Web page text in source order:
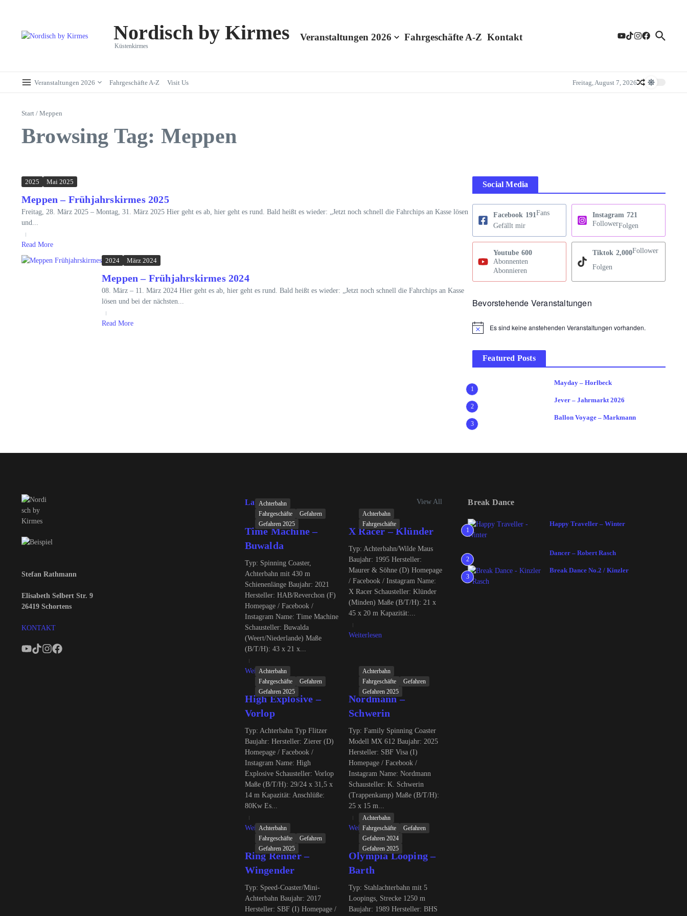
Nordisch by Kirmes
Küstenkirmes
Veranstaltungen 2026 Fahrgeschäfte A-Z Kontakt
Veranstaltungen 2026 Fahrgeschäfte A-Z Visit Us Freitag, August 7, 2026
Start / Meppen
Browsing Tag: Meppen
2025 Mai 2025
Meppen – Frühjahrskirmes 2025
Freitag, 28. März 2025 – Montag, 31. März 2025 Hier geht es ab, hier geht es rund. Bald heißt es wieder: „Jetzt noch schnell die Fahrchips an Kasse lösen
und...
Read More
2024 März 2024
Meppen – Frühjahrskirmes 2024
08. März – 11. März 2024 Hier geht es ab, hier geht es rund. Bald heißt es wieder: „Jetzt noch schnell die Fahrchips an Kasse
lösen und bei der nächsten...
Read More
Social Media
Facebook 191Fans
Gefällt mir
Instagram 721
FollowerFolgen
Youtube 600
Abonnenten
Abonnieren
Tiktok 2,000Follower
Folgen
Bevorstehende Veranstaltungen
HinweisEs sind keine anstehenden Veranstaltungen vorhanden.
Featured Posts
1
Mayday – Horlbeck
2
Jever – Jahrmarkt 2026
3
Ballon Voyage – Markmann
Stefan Rathmann
Elisabeth Selbert Str. 9
26419 Schortens
KONTAKT
Latest Posts View All
Achterbahn
Fahrgeschäfte
Gefahren
Gefahren 2025
Time Machine –
Buwalda
Typ: Spinning Coaster,
Achterbahn mit 430 m
Schienenlänge Baujahr: 2021
Hersteller: HAB/Reverchon (F)
Homepage / Facebook /
Instagram Name: Time Machine
Schausteller: Buwalda
(Weert/Niederlande) Maße
(B/T/H): 43 x 21 x...
Weiterlesen
Achterbahn
Fahrgeschäfte
X Racer – Klünder
Typ: Achterbahn/Wilde Maus
Baujahr: 1995 Hersteller:
Maurer & Söhne (D) Homepage
/ Facebook / Instagram Name:
X Racer Schausteller: Klünder
(Minden) Maße (B/T/H): 21 x
45 x 20 m Kapazität:...
Weiterlesen
Achterbahn
Fahrgeschäfte
Gefahren
Gefahren 2025
High Explosive –
Vorlop
Typ: Achterbahn Typ Flitzer
Baujahr: Hersteller: Zierer (D)
Homepage / Facebook /
Instagram Name: High
Explosive Schausteller: Vorlop
Maße (B/T/H): 29/24 x 31,5 x
14 m Kapazität: Anschlüße:
80Kw Es...
Weiterlesen
Achterbahn
Fahrgeschäfte
Gefahren
Gefahren 2025
Nordmann –
Schwerin
Typ: Family Spinning Coaster
Modell MX 612 Baujahr: 2025
Hersteller: SBF Visa (I)
Homepage / Facebook /
Instagram Name: Nordmann
Schausteller: K. Schwerin
(Trappenkamp) Maße (B/T/H):
25 x 15 m...
Weiterlesen
Achterbahn
Fahrgeschäfte
Gefahren
Gefahren 2025
Ring Renner –
Wingender
Typ: Speed-Coaster/Mini-
Achterbahn Baujahr: 2017
Hersteller: SBF (I) Homepage /
Achterbahn
Fahrgeschäfte
Gefahren
Gefahren 2024
Gefahren 2025
Olympia Looping –
Barth
Typ: Stahlachterbahn mit 5
Loopings, Strecke 1250 m
Baujahr: 1989 Hersteller: BHS
Break Dance
1
Happy Traveller – Winter
2
Dancer – Robert Rasch
3
Break Dance No.2 / Kinzler